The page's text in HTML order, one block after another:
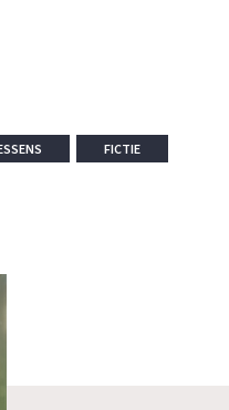
FICTIE